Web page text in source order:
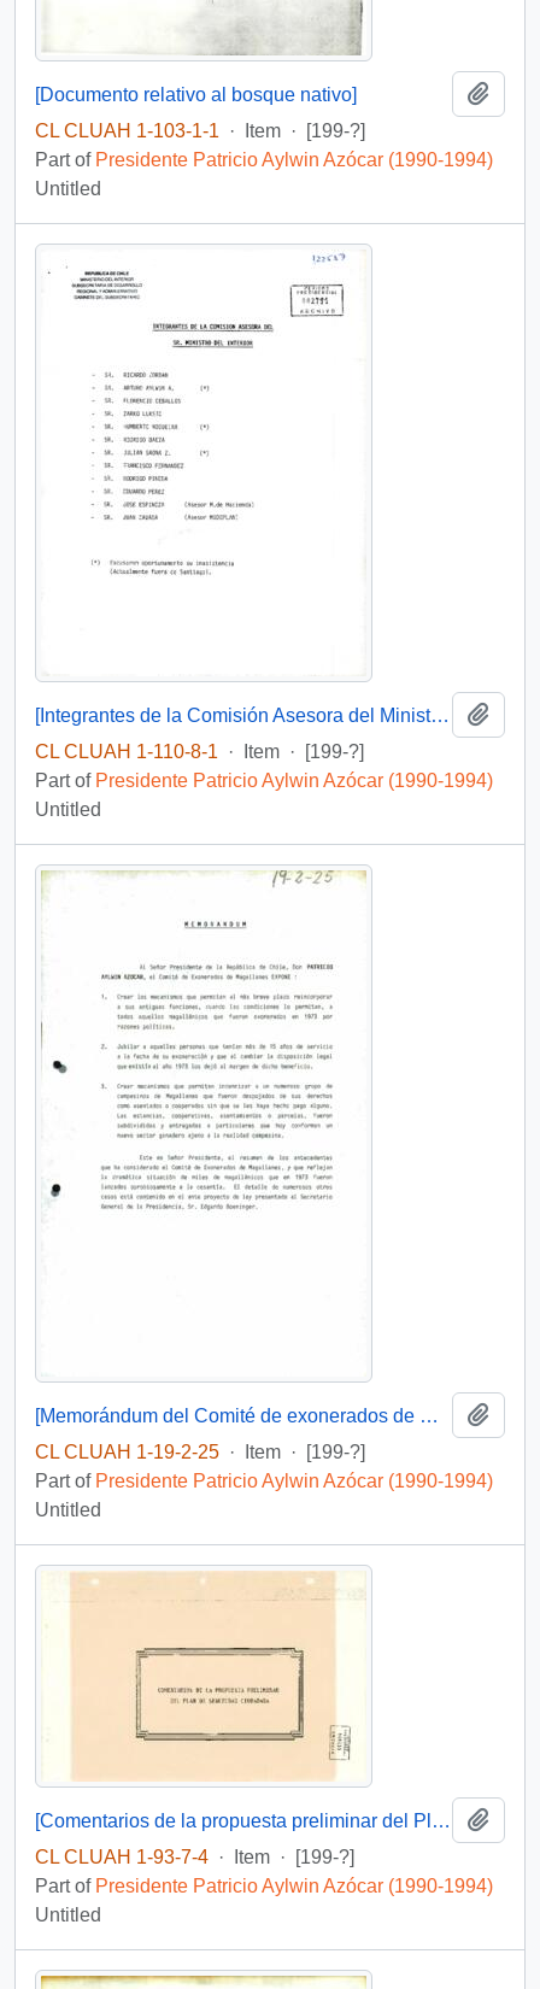
[Documento relativo al bosque nativo]
CL CLUAH 1-103-1-1
· Item ·
[199-?]
Part of Presidente Patricio Aylwin Azócar (1990-1994)
Untitled
[Integrantes de la Comisión Asesora del Ministro del Interior]
CL CLUAH 1-110-8-1
· Item ·
[199-?]
Part of Presidente Patricio Aylwin Azócar (1990-1994)
Untitled
[Memorándum del Comité de exonerados de Magallanes]
CL CLUAH 1-19-2-25 · Item ·
[199-?]
Part of Presidente Patricio Aylwin Azócar (1990-1994)
Untitled
[Comentarios de la propuesta preliminar del Plan de Seguridad Cuidadana]
CL CLUAH 1-93-7-4 · Item ·
[199-?]
Part of Presidente Patricio Aylwin Azócar (1990-1994)
Untitled